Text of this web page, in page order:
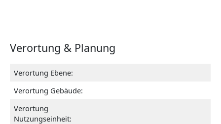
Verortung & Planung
Verortung Ebene:
Verortung Gebäude:
Verortung
Nutzungseinheit: